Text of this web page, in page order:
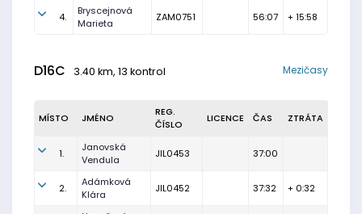
4.
Bryscejnová
Marieta
ZAM0751 56:07 + 15:58
D16C 3.40 km, 13 kontrol Mezičasy
MÍSTO JMÉNO
REG.
ČÍSLO
LICENCE ČAS ZTRÁTA
1.
Janovská
Vendula
JIL0453 37:00
2.
Adámková
Klára
JIL0452 37:32 + 0:32